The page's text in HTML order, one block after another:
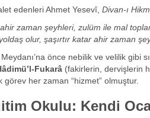
edenleri Ahmet Yesevî, Divan-ı
zaman şeyhleri, zulüm ile mal
olur, şaşırtır katar ahir zaman
önce nebilik ve velilik
Fukarâ (fakirlerin, dervişlerin
görev her zaman “hizmet” olmuştur.
Okulu: Kendi